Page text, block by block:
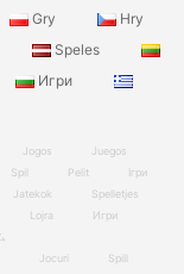
Gry
Hry
Speles
Игри
Jogos
Juegos
Spil Pelit
Ігри
Jatekok
Spelletjes
Lojra
Игри
Jocuri
Spill